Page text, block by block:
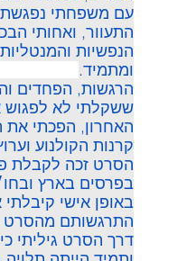
עם משפחתי
התעוור, ואחותי
הנפשיות
ומתמיד.
הרגשות, הפחדים
ששקלתי לא לפגוש
האחרון, הפכתי את
קרנות הקולנוע וערוץ 3 של
הסרט זכה לקבלת
בפרסים בארץ
באופן אישי
התרגשותם מהסרט
דרך הסרט גיליתי